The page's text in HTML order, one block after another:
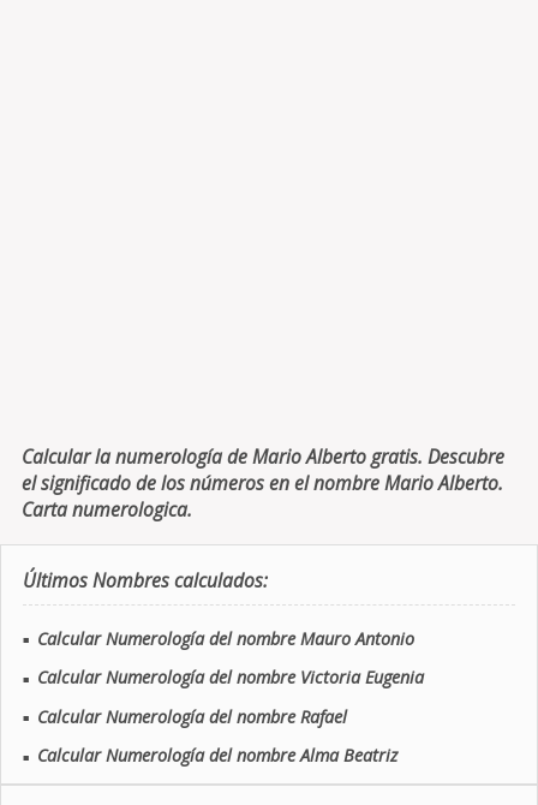
Calcular la numerología de Mario Alberto gratis. Descubre
el significado de los números en el nombre Mario Alberto.
Carta numerologica.
Últimos Nombres calculados:
■ Calcular Numerología del nombre Mauro Antonio
■ Calcular Numerología del nombre Victoria Eugenia
■ Calcular Numerología del nombre Rafael
■ Calcular Numerología del nombre Alma Beatriz